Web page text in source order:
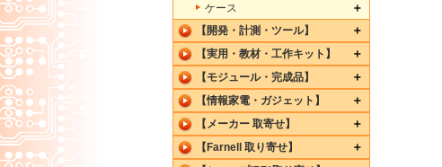
ケース
【開発・計測・ツール】
【実用・教材・工作キット】
【モジュール・完成品】
【情報家電・ガジェット】
【メーカー 取寄せ】
【Farnell 取り寄せ】